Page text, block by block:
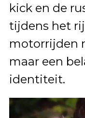
kick en de
tijdens het
motorrijden
maar een
identiteit.